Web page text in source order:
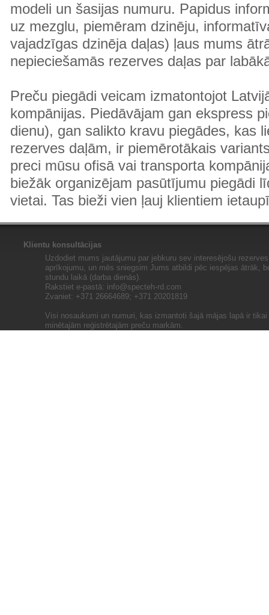
modeli un šasijas numuru. Papidus
uz mezglu, piemēram dzinēju,
vajadzīgas dzinēja daļas) ļaus mums
nepieciešamās rezerves daļas par
Preču piegādi veicam izmatontojot
kompānijas. Piedāvājam gan ekspress
dienu), gan salikto kravu piegādes, kas
rezerves daļām, ir piemērotākais
preci mūsu ofisā vai transporta
biežāk organizējam pasūtījumu piegādi
vietai. Tas bieži vien ļauj klientiem
Klientu konsultācijas
Uzdodiet mums jautājumu par jebkuru sev interesējošu
aprīkojumu, un mēs sniegsim Jums atbildi pēc iespējas ātrāk,
stundu laikā (darba dienās).
Rakstiet e-pastā: info@specteh-rd.com
Zvaniet: +371 26664689; +371 20201819
Visi nosaukumi un numuri, kas izmantoti šajā mājas lapā ir
minētajām reģistrētajām preču markām.